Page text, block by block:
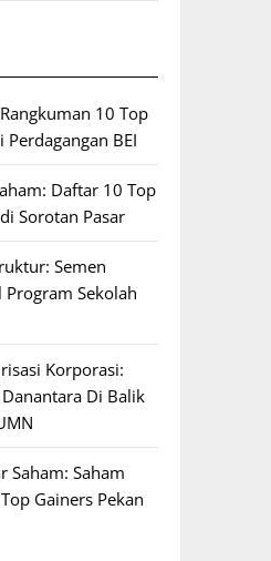
10 Top
BEI
Daftar 10 Top
Sorotan Pasar
Semen
Sekolah
Korporasi:
Di Balik
Saham: Saham
Gainers Pekan